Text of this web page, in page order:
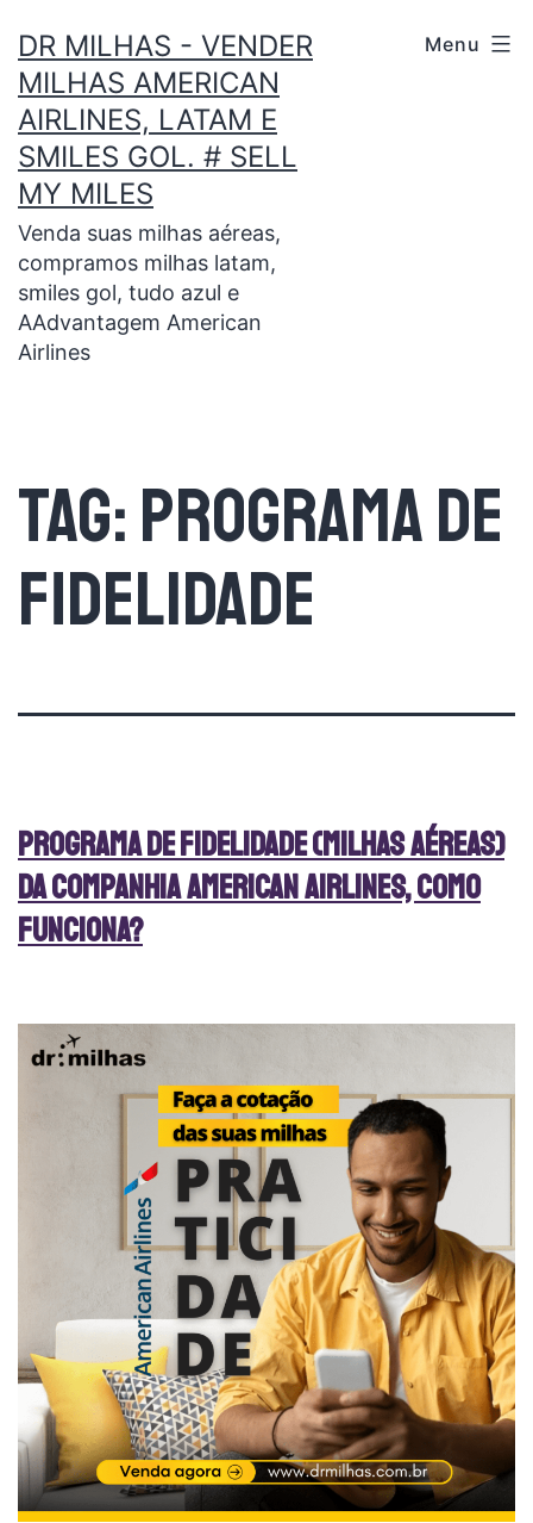
DR MILHAS - VENDER
MILHAS AMERICAN
AIRLINES, LATAM E
SMILES GOL. # SELL
MY MILES
Venda suas milhas aéreas,
compramos milhas latam,
smiles gol, tudo azul e
AAdvantagem American
Airlines
Menu
Tag:programa de
fidelidade
Programa de fidelidade (milhas aéreas)
da companhia American Airlines, como
funciona?